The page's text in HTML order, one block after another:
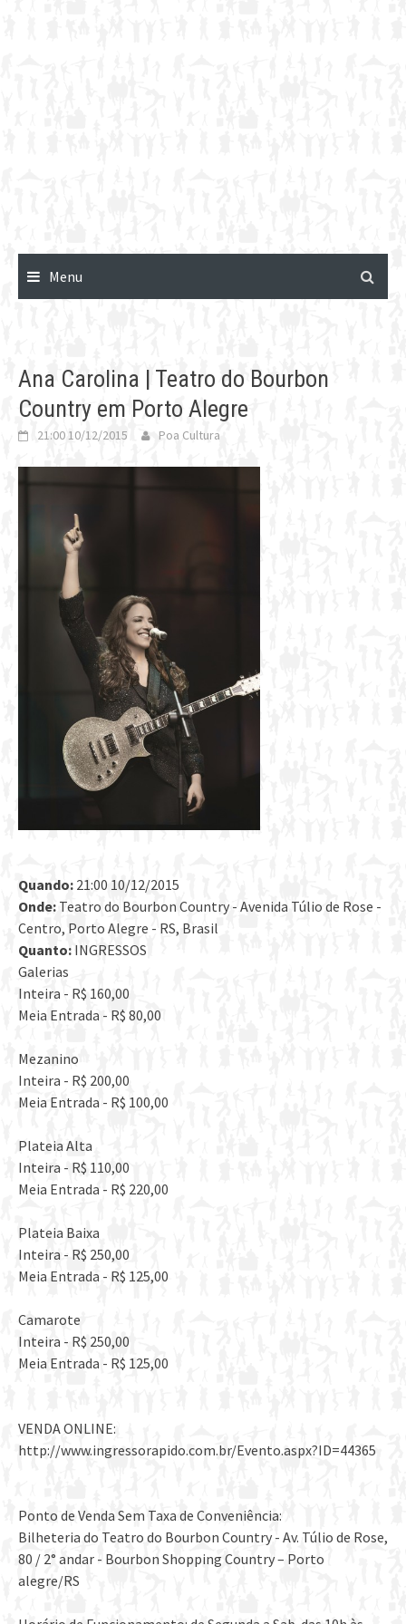
Menu
Ana Carolina | Teatro do Bourbon
Country em Porto Alegre
21:00 10/12/2015 Poa Cultura
Quando: 21:00 10/12/2015
Onde: Teatro do Bourbon Country - Avenida Túlio de Rose -
Centro, Porto Alegre - RS, Brasil
Quanto: INGRESSOS
Galerias
Inteira - R$ 160,00
Meia Entrada - R$ 80,00
Mezanino
Inteira - R$ 200,00
Meia Entrada - R$ 100,00
Plateia Alta
Inteira - R$ 110,00
Meia Entrada - R$ 220,00
Plateia Baixa
Inteira - R$ 250,00
Meia Entrada - R$ 125,00
Camarote
Inteira - R$ 250,00
Meia Entrada - R$ 125,00
VENDA ONLINE:
http://www.ingressorapido.com.br/Evento.aspx?ID=44365
Ponto de Venda Sem Taxa de Conveniência:
Bilheteria do Teatro do Bourbon Country - Av. Túlio de Rose,
80 / 2° andar - Bourbon Shopping Country – Porto
alegre/RS